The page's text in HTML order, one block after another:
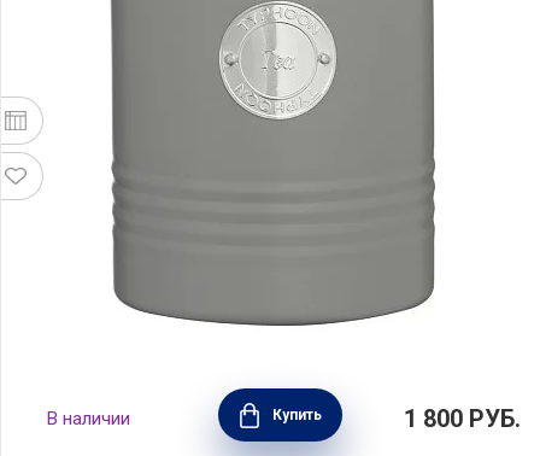
Емкость для хранения чая Living, объем 1 л,
материал углеродистая сталь, цвет серый,
Typhoon, Великобритания, 1400.731V
В наличии Купить 1 800 РУБ.